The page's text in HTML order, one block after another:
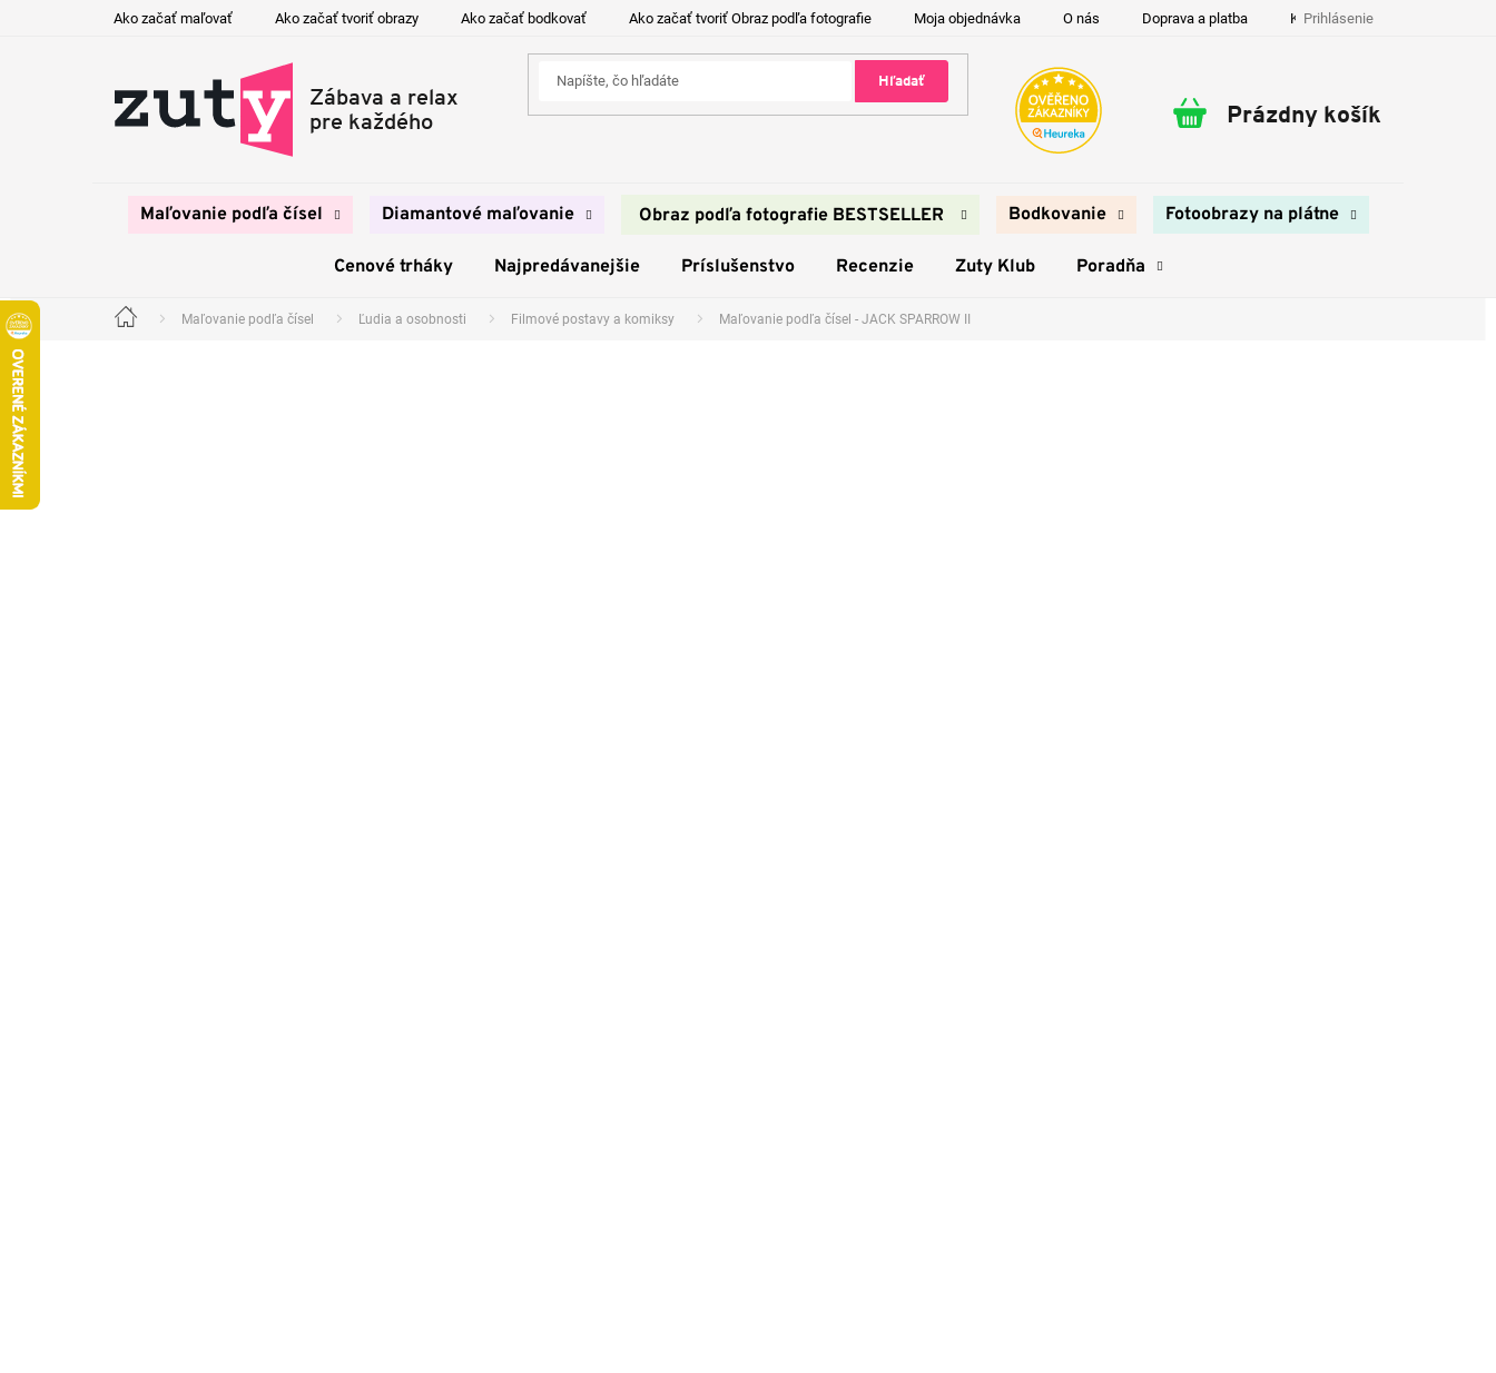
Ako začať maľovať Ako začať tvoriť obrazy Ako začať bodkovať Ako začať tvoriť Obraz podľa fotografie Moja objednávka O nás Doprava a platba Kontakty
Prihlásenie
Hľadať
Nákupný
Prázdny košík
Maľovanie podľa čísel Diamantové maľovanie Obraz podľa fotografie BESTSELLER Bodkovanie Fotoobrazy na plátne
Cenové trháky Najpredávanejšie Príslušenstvo Recenzie Zuty Klub Poradňa
Domov Maľovanie podľa čísel Ľudia a osobnosti Filmové postavy a komiksy Maľovanie podľa čísel - JACK SPARROW II